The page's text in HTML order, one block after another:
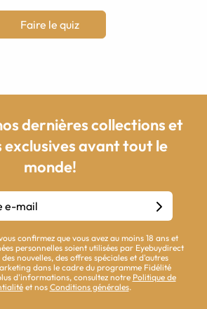
Faire le quiz
dernières collections et
exclusives avant tout le
monde!
confirmez que vous avez au moins 18 ans et
personnelles soient utilisées par Eyebuydirect
nouvelles, des offres spéciales et d'autres
dans le cadre du programme Fidélité
d'informations, consultez notre Politique de
et nos Conditions générales.